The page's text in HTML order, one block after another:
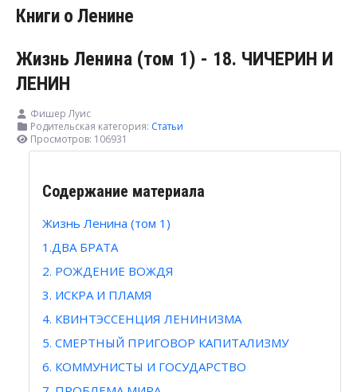
Книги о Ленине
Жизнь Ленина (том 1) - 18. ЧИЧЕРИН И
ЛЕНИН
Фишер Луис
Родительская категория: Статьи
Просмотров: 106931
Содержание материала
Жизнь Ленина (том 1)
1.ДВА БРАТА
2. РОЖДЕНИЕ ВОЖДЯ
3. ИСКРА И ПЛАМЯ
4. КВИНТЭССЕНЦИЯ ЛЕНИНИЗМА
5. СМЕРТНЫЙ ПРИГОВОР КАПИТАЛИЗМУ
6. КОММУНИСТЫ И ГОСУДАРСТВО